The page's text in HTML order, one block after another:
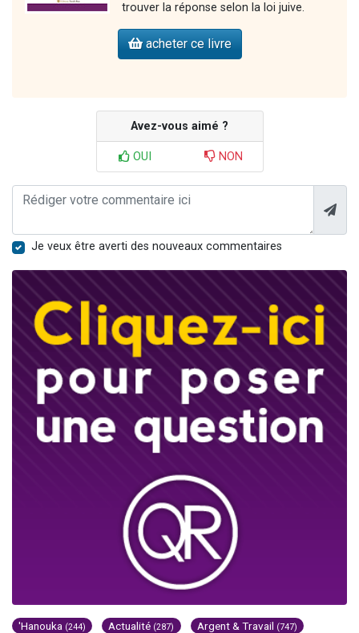
trouver la réponse selon la loi juive.
acheter ce livre
Avez-vous aimé ?
OUI NON
Je veux être averti des nouveaux commentaires
'Hanouka (244) Actualité (287) Argent & Travail (747)